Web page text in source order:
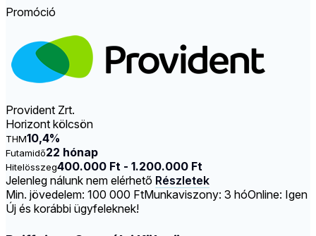
Promóció
Provident Zrt.
Horizont kölcsön
THM10,4%
Futamidő22 hónap
Hitelösszeg400.000 Ft - 1.200.000 Ft
Jelenleg nálunk nem elérhető Részletek
Min. jövedelem: 100 000 FtMunkaviszony: 3 hóOnline: Igen
Új és korábbi ügyfeleknek!